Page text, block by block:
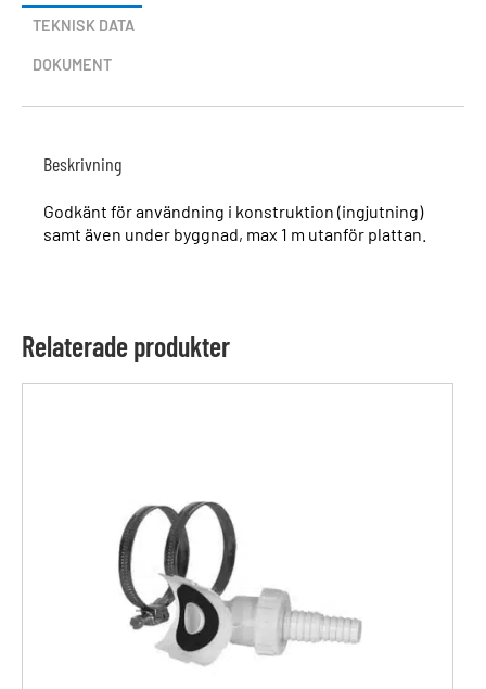
TEKNISK DATA
DOKUMENT
Beskrivning
Godkänt för användning i konstruktion (ingjutning)
samt även under byggnad, max 1 m utanför plattan.
Relaterade produkter